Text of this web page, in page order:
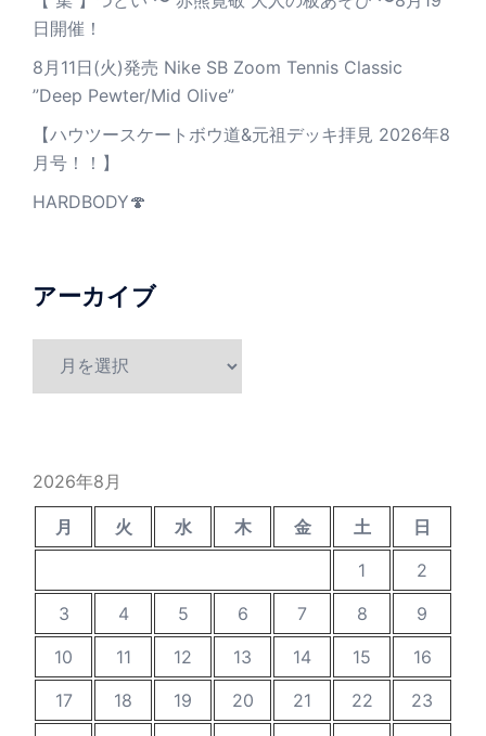
日開催！
8月11日(火)発売 Nike SB Zoom Tennis Classic
”Deep Pewter/Mid Olive”
【ハウツースケートボウ道&元祖デッキ拝見 2026年8
月号！！】
HARDBODY🍄
アーカイブ
2026年8月
月 火 水 木 金 土
日
1
2
3
4 5 6 7 8
9
10
11 12 13 14 15
16
17
18 19 20 21 22
23